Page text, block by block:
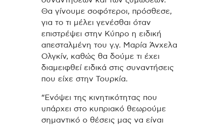
Θα γίνουμε σοφότεροι, πρόσθεσε,
για το τι μέλει γενέσθαι όταν
επιστρέψει στην Κύπρο η ειδική
απεσταλμένη του γ.γ. Μαρία Άνχελα
Ολγκίν, καθώς θα δούμε τι έχει
διαμειφθεί ειδικά στις συναντήσεις
που είχε στην Τουρκία.
“Ενόψει της κινητικότητας που
υπάρχει στο κυπριακό θεωρούμε
σημαντικό ο θέσεις μας να είναι